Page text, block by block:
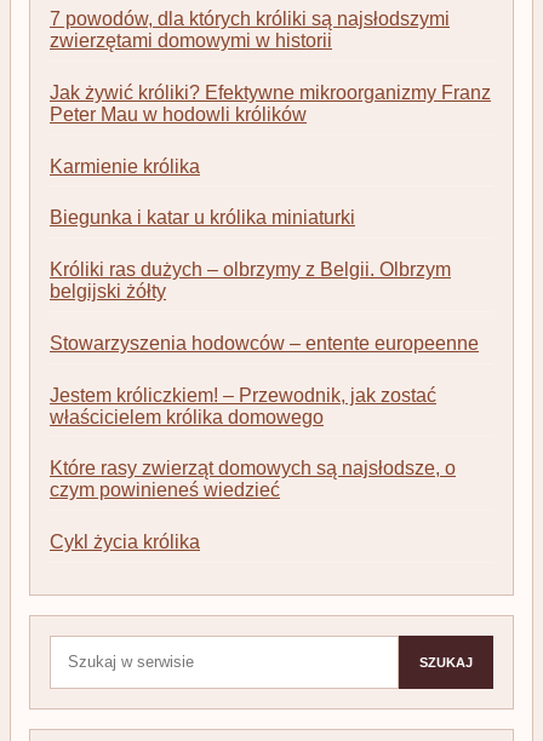
7 powodów, dla których króliki są najsłodszymi
zwierzętami domowymi w historii
Jak żywić króliki? Efektywne mikroorganizmy Franz
Peter Mau w hodowli królików
Karmienie królika
Biegunka i katar u królika miniaturki
Króliki ras dużych – olbrzymy z Belgii. Olbrzym
belgijski żółty
Stowarzyszenia hodowców – entente europeenne
Jestem króliczkiem! – Przewodnik, jak zostać
właścicielem królika domowego
Które rasy zwierząt domowych są najsłodsze, o
czym powinieneś wiedzieć
Cykl życia królika
Szukaj:
SZUKAJ